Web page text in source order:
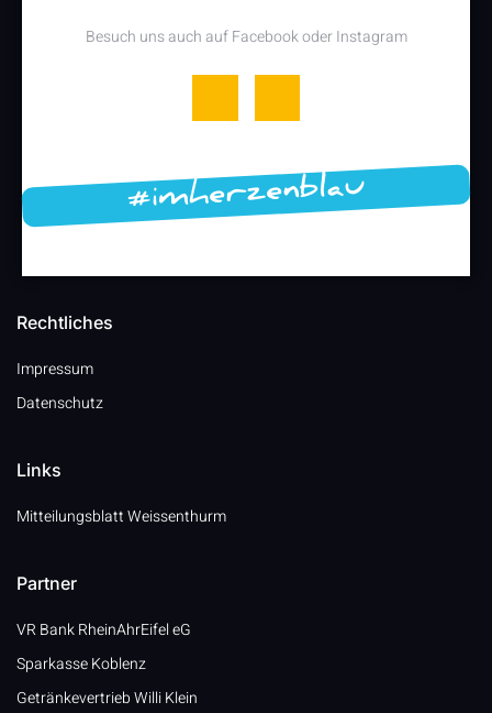
Partner
VR Bank RheinAhrEifel eG
Sparkasse Koblenz
Getränkevertrieb Willi Klein
Links
Mitteilungsblatt Weissenthurm
Rechtliches
Impressum
Datenschutz
Besuch uns auch auf Facebook oder Instagram
#imherzenblau